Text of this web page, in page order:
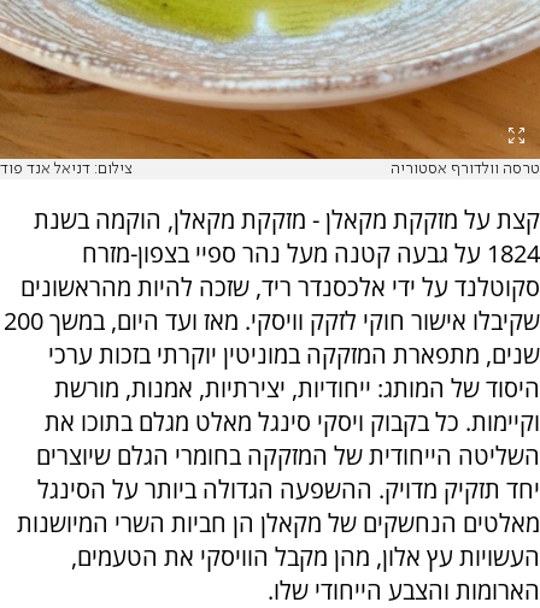
טרסה וולדורף אסטוריה צילום: דניאל אנד פוד
קצת על מזקקת מקאלן - מזקקת מקאלן, הוקמה בשנת
1824 על גבעה קטנה מעל נהר ספיי בצפון-מזרח
סקוטלנד על ידי אלכסנדר ריד, שזכה להיות מהראשונים
שקיבלו אישור חוקי לזקק וויסקי. מאז ועד היום, במשך 200
שנים, מתפארת המזקקה במוניטין יוקרתי בזכות ערכי
היסוד של המותג: ייחודיות, יצירתיות, אמנות, מורשת
וקיימות. כל בקבוק ויסקי סינגל מאלט מגלם בתוכו את
השליטה הייחודית של המזקקה בחומרי הגלם שיוצרים
יחד תזקיק מדויק. ההשפעה הגדולה ביותר על הסינגל
מאלטים הנחשקים של מקאלן הן חביות השרי המיושנות
העשויות עץ אלון, מהן מקבל הוויסקי את הטעמים,
הארומות והצבע הייחודי שלו.